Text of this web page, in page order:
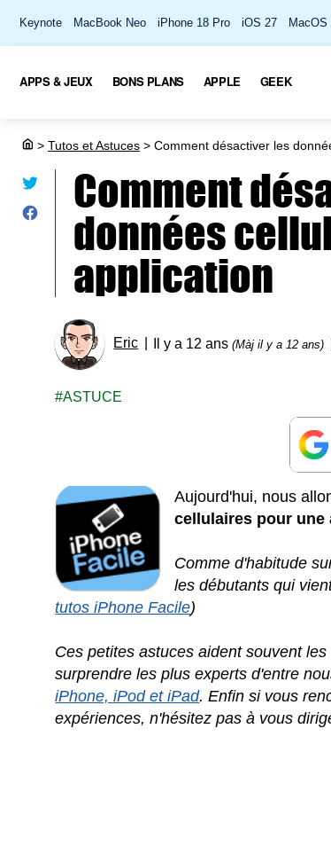
Keynote MacBook Neo iPhone 18 Pro iOS 27 MacOS
APPS & JEUX BONS PLANS APPLE GEEK
> Tutos et Astuces > Comment désactiver les
Comment
données
application
Eric Il y a 12 ans(Màj il y a 12 ans)
ASTUCE
Aujourd'hui, nous
cellulaires pour une
Comme d'habitude
les débutants qui
tutos iPhone Facile)
Ces petites astuces aident souvent
surprendre les plus experts d'entre
iPhone, iPod et iPad. Enfin si vous
expériences, n'hésitez pas à vous